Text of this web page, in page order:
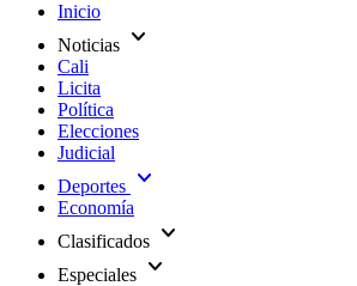
Inicio
Noticias expand_more
Cali
Licita
Política
Elecciones
Judicial
Deportes expand_more
Economía
Clasificados expand_more
Especiales expand_more